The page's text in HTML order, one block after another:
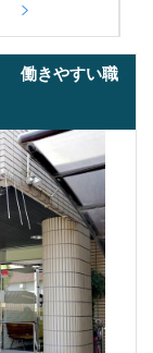
働きやすい職